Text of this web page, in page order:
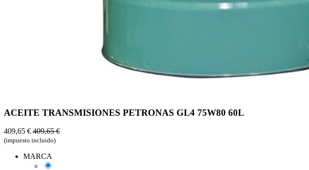
ACEITE TRANSMISIONES PETRONAS GL4 75W80 60L
409,65 € 409,65€
(impuesto incluido)
MARCA